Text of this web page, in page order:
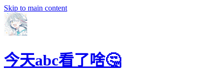
Skip to main content
今天abc看了啥🤔